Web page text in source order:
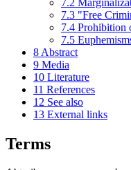
7.3 "Free
7.4 Prohibition
7.5
8 Abstract
9 Media
10 Literature
11 References
12 See also
13 External links
Terms